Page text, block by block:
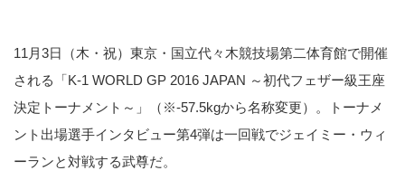
11月3日（木・祝）東京・国立代々木競技場第二体育館で開催
される「K-1 WORLD GP 2016 JAPAN ～初代フェザー級王座
決定トーナメント～」（※-57.5kgから名称変更）。トーナメ
ント出場選手インタビュー第4弾は一回戦でジェイミー・ウィ
ーランと対戦する武尊だ。